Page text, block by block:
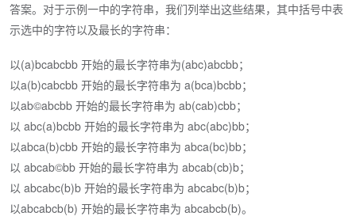
答案。对于示例一中的字符串，我们列举出这些结果，其中括号中表
示选中的字符以及最长的字符串：
以(a)bcabcbb 开始的最长字符串为(abc)abcbb；
以a(b)cabcbb 开始的最长字符串为 a(bca)bcbb；
以ab©abcbb 开始的最长字符串为 ab(cab)cbb；
以 abc(a)bcbb 开始的最长字符串为 abc(abc)bb；
以abca(b)cbb 开始的最长字符串为 abca(bc)bb；
以 abcab©bb 开始的最长字符串为 abcab(cb)b；
以 abcabc(b)b 开始的最长字符串为 abcabc(b)b；
以abcabcb(b) 开始的最长字符串为 abcabcb(b)。